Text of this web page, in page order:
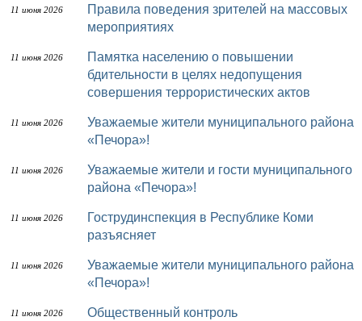
11 июня 2026
Правила поведения зрителей на массовых
мероприятиях
11 июня 2026
Памятка населению о повышении
бдительности в целях недопущения
совершения террористических актов
11 июня 2026
Уважаемые жители муниципального района
«Печора»!
11 июня 2026
Уважаемые жители и гости муниципального
района «Печора»!
11 июня 2026
Гострудинспекция в Республике Коми
разъясняет
11 июня 2026
Уважаемые жители муниципального района
«Печора»!
11 июня 2026 Общественный контроль